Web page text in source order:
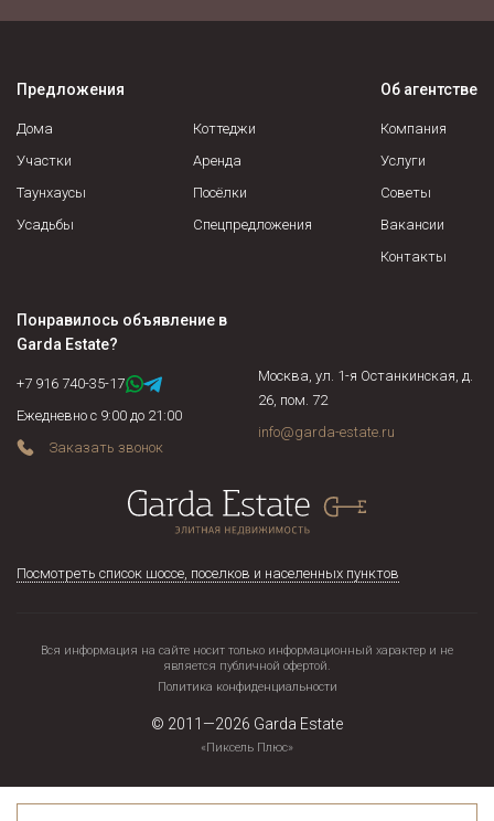
Предложения
Дома
Участки
Таунхаусы
Усадьбы
Коттеджи
Аренда
Посёлки
Спецпредложения
Об агентстве
Компания
Услуги
Советы
Вакансии
Контакты
Понравилось объявление в
Garda Estate?
+7 916 740-35-17
Ежедневно с 9:00 до 21:00
Заказать звонок
Москва, ул. 1-я Останкинская, д.
26, пом. 72
info@garda-estate.ru
Посмотреть список шоссе, поселков и населенных пунктов
Вся информация на сайте носит только информационный характер и не
является публичной офертой.
Политика конфиденциальности
© 2011—2026 Garda Estate
«Пиксель Плюс»